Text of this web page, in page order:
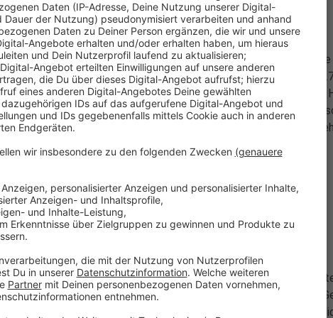
Anzeige
Die Weseler wollen in diesem Jahr mehr für Weihnachtsgeschenke
einer Umfrage der FOM Hochschule heraus. Der Schnitt lag bei
mehr als bei der Umfrage im vergangenen Jahr. Insgesamt hat die
Städten befragt. In dem Ranking der Ausgaben für
Mittelfeld. Spitzenreiter sind die Frankfurter mit etwa 80 Euro
Anzeige
Spielwaren sind nach wie vor der Rennen
Anzeige
Männer lassen sich ihre Weihnachtsgeschenke in Wesel mehr
auch eher auf dem letzten Drücker unterwegs. Die beliebtesten
Jahr wieder Spielwaren oder Gamingprodukte. Dahinter folgen